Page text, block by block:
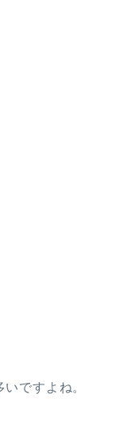
ですよね。